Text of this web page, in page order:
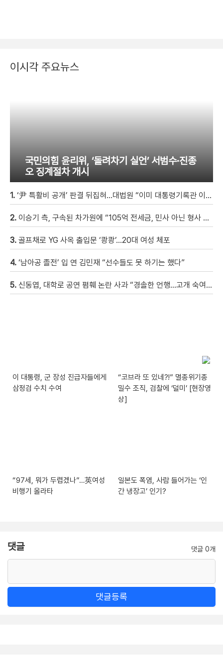
이시각 주요뉴스
국민의힘 윤리위, ‘돌려차기 실언’ 서범수·진종
오 징계절차 개시
1. ‘尹 특활비 공개’ 판결 뒤집혀…대법원 “이미 대통령기록관 이관”
2. 이승기 측, 구속된 차가원에 “105억 전세금, 민사 아닌 형사 범죄…엄벌 원해” [자막뉴스]
3. 골프채로 YG 사옥 출입문 ‘쾅쾅’…20대 여성 체포
4. ‘남아공 졸전’ 입 연 김민재 “선수들도 못 하기는 했다”
5. 신동엽, 대학로 공연 폄훼 논란 사과 “경솔한 언행…고개 숙여 사과”
이 대통령, 군 장성 진급자들에게
삼정검 수치 수여
“코브라 또 있네?!” 멸종위기종
밀수 조직, 검찰에 ‘덜미’ [현장영
상]
“97세, 뭐가 두렵겠나”…英여성
비행기 올라타
일본도 폭염, 사람 들어가는 ‘인
간 냉장고’ 인기?
댓글 댓글 0개
댓글등록